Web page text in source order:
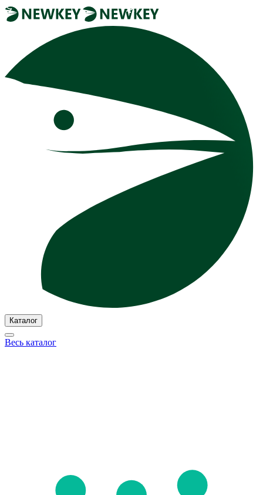
Каталог
Весь каталог